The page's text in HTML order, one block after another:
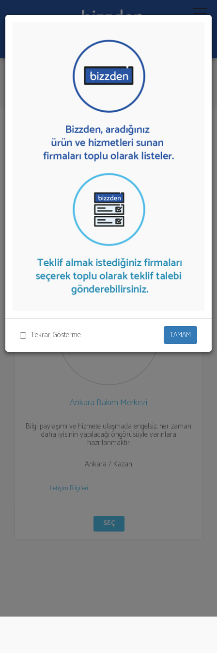
Tekrar Gösterme TAMAM
Ara:
Engelli Bakım Merkezi
İlk 1 Firmaya Mesaj Gönder
1 sonuç bulundu.
Kazan'da Engelli Bakım Merkezi
firmalar aşağıda listelenmektedir.
Engelli Bakım
teklifi almak için listeden seçim yapıp ya da "İlk
5 Firmadan Teklif İste" kısmından toplu olarak teklif
talebinizi firmalara aktarabilirsiniz.
Ankara Bakım Merkezi
Bilgi paylaşımı ve hizmete ulaşmada engelsiz, her zaman
daha iyisinin yapılacağı öngörüsüyle yarınlara
hazırlanmaktır.
Ankara / Kazan
İletişim Bilgileri
SEÇ